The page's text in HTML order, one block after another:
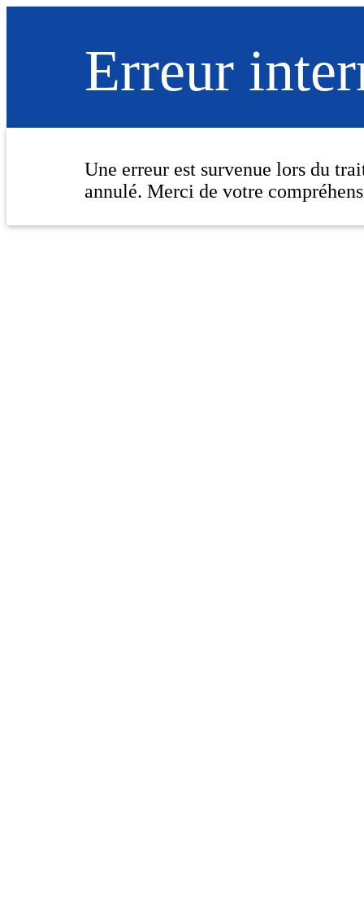
Erreur
Une erreur est survenue lors du
annulé. Merci de votre